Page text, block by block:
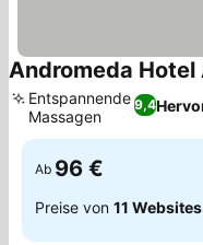
Andromeda
9,4
Entspannende
Massagen
Ab 96 €
Preise von 11 Websites